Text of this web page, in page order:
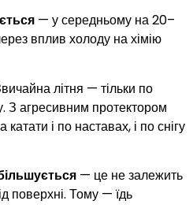
— у середньому на 20–
вплив холоду на хімію
літня — тільки по
З агресивним протектором
і по наставах, і по снігу
— це не залежить
поверхні. Тому — їдь